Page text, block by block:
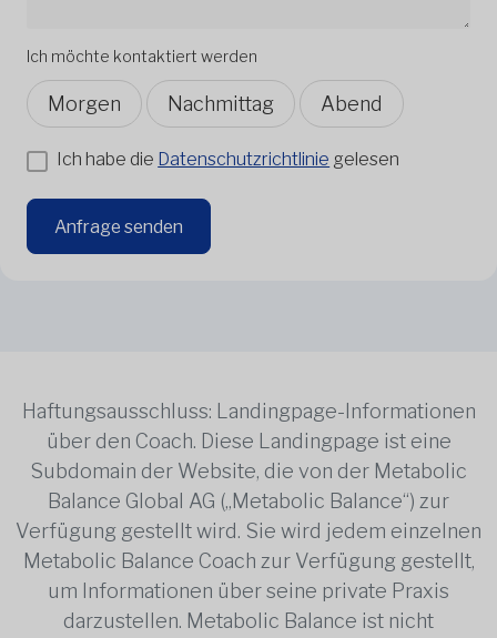
Ich möchte kontaktiert werden
Morgen Nachmittag Abend
Ich habe die Datenschutzrichtlinie gelesen
Anfrage senden
Haftungsausschluss: Landingpage-Informationen
über den Coach. Diese Landingpage ist eine
Subdomain der Website, die von der Metabolic
Balance Global AG („Metabolic Balance“) zur
Verfügung gestellt wird. Sie wird jedem einzelnen
Metabolic Balance Coach zur Verfügung gestellt,
um Informationen über seine private Praxis
darzustellen. Metabolic Balance ist nicht